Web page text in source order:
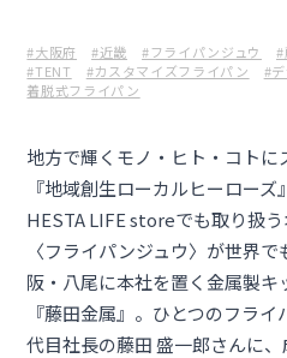
#大阪府 #近畿 #フライパンジュウ #
#TENT
#カスタマイズフライパン #
着脱式フライパン
地方で輝くモノ・ヒト・コト
『地域創生ローカルヒーローズ
HESTA LIFE storeでも取り扱
〈フライパンジュウ〉が世界で
阪・八尾に本社を置く金属製キ
『藤田金属』。ひとつのフラ
代目社長の藤田 盛一郎さんに